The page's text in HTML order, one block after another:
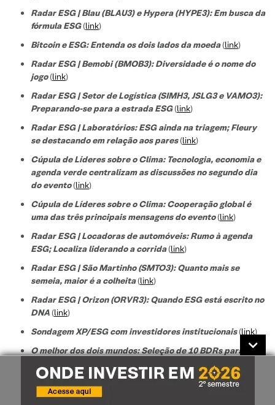
Radar ESG | Blau (BLAU3) e Hypera (HYPE3): Em busca da
fórmula ESG(link)
Bitcoin e ESG: Entenda os dois lados da moeda(link)
Radar ESG | Bemobi (BMOB3): Diversidade é o nome do
jogo(link)
Radar ESG | Setor de Logística (SIMH3, JSLG3 e VAMO3):
Preparando-se para a estrada ESG(link)
Radar ESG | Laboratórios: ESG ainda na triagem; Fleury
se destacando em relação aos pares(link)
Cúpula de Líderes sobre o Clima: Tecnologia, economia e
agenda verde centralizam as discussões no segundo dia
do evento(link)
Cúpula de Líderes sobre o Clima: Cooperação global é
uma das três principais mensagens do evento(link)
Radar ESG | Locadoras de automóveis: Rumo à agenda
ESG; Localiza liderando a corrida(link)
Radar ESG | São Martinho (SMTO3): Quanto mais se
semeia, maior é a colheita(link)
Radar ESG | Orizon (ORVR3): Quando ESG está escrito no
DNA(link)
Sondagem XP/ESG com investidores institucionais(link)
O melhor dos dois mundos: Seleção de 10 BDRs para
Radar ESG | Enjoei (ENJU3): O usado é o novo “novo”?
link)